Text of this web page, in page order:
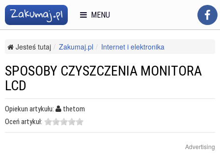
Jesteś tutaj Zakumaj.pl
Internet i elektronika
Sposoby czyszczenia monitora LCD
SPOSOBY CZYSZCZENIA MONITORA
LCD
Opiekun artykułu:
thetom
Oceń artykuł:
Advertising
MENU